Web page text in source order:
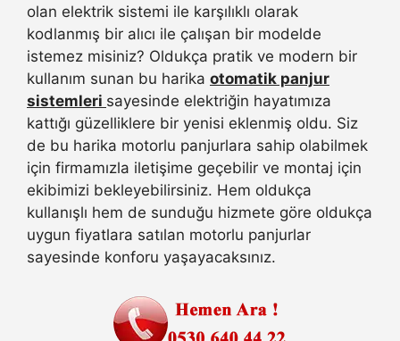
olan elektrik sistemi ile karşılıklı olarak
kodlanmış bir alıcı ile çalışan bir modelde
istemez misiniz? Oldukça pratik ve modern bir
kullanım sunan bu harika otomatik panjur
sistemleri sayesinde elektriğin hayatımıza
kattığı güzelliklere bir yenisi eklenmiş oldu. Siz
de bu harika motorlu panjurlara sahip olabilmek
için firmamızla iletişime geçebilir ve montaj için
ekibimizi bekleyebilirsiniz. Hem oldukça
kullanışlı hem de sunduğu hizmete göre oldukça
uygun fiyatlara satılan motorlu panjurlar
sayesinde konforu yaşayacaksınız.